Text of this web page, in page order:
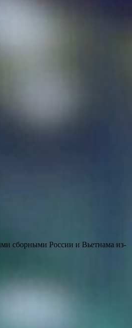
сборными России и Вьетнама из-